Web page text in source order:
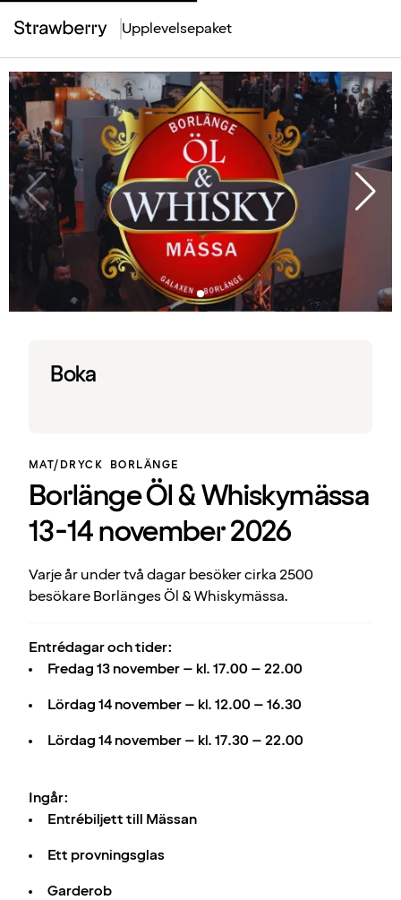
Top
Menu
Upplevelsepaket
MAT/DRYCK BORLÄNGE
Borlänge Öl & Whiskymässa
13-14 november 2026
Varje år under två dagar besöker cirka 2500
besökare Borlänges Öl & Whiskymässa.
Entrédagar och tider:
Fredag 13 november – kl. 17.00 – 22.00
Lördag 14 november – kl. 12.00 – 16.30
Lördag 14 november – kl. 17.30 – 22.00
Ingår:
Entrébiljett till Mässan
Ett provningsglas
Garderob
Boka